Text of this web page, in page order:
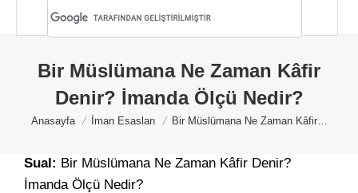
Bir Müslümana Ne Zaman Kâfir
Denir? İmanda Ölçü Nedir?
You are here:
Anasayfa İman Esasları Bir Müslümana Ne Zaman Kâfir…
Sual: Bir Müslümana Ne Zaman Kâfir Denir?
İmanda Ölçü Nedir?